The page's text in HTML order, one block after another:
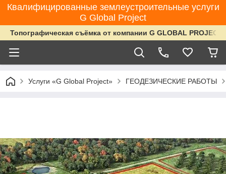
Квалифицированные землеустроительные услуги
G Global Project
Топографическая съёмка от компании G GLOBAL PROJECT
Услуги «G Global Project» ГЕОДЕЗИЧЕСКИЕ РАБОТЫ